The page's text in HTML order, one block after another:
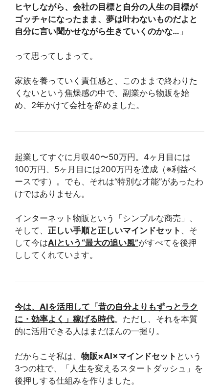
ヒヤしながら、会社の目標と自分の人生の目標が
ゴッチャになったまま、夢は叶わないものだよと
自分に言い聞かせながら生きていくのかな… 」
って思ってしまって。
家族を養っていく責任感と、このままで終わりた
くないという焦燥感の中で、副業から物販を始
め、2年かけて会社を辞めました。
起業してすぐに月収40〜50万円。4ヶ月目には
100万円、5ヶ月目には200万円を達成（※利益ベ
ースです）。でも、それは“特別な才能”があったわ
けではありません。
インターネット物販という「シンプルな商売」、
そして、 正しい手順と正しいマインドセット 、そ
して今はAIという“最大の追い風”がすべてを後押
ししてくれています。
今は、AIを活用して「昔の自分よりもずっとラク
に・効率よく」稼げる時代。ただし、それを本質
的に活用できる人はまだほんの一握り。
だからこそ私は、 物販×AI×マインドセット という
3つの柱で、「人生を変えるスタートダッシュ」を
後押しする仕組みを作りました。